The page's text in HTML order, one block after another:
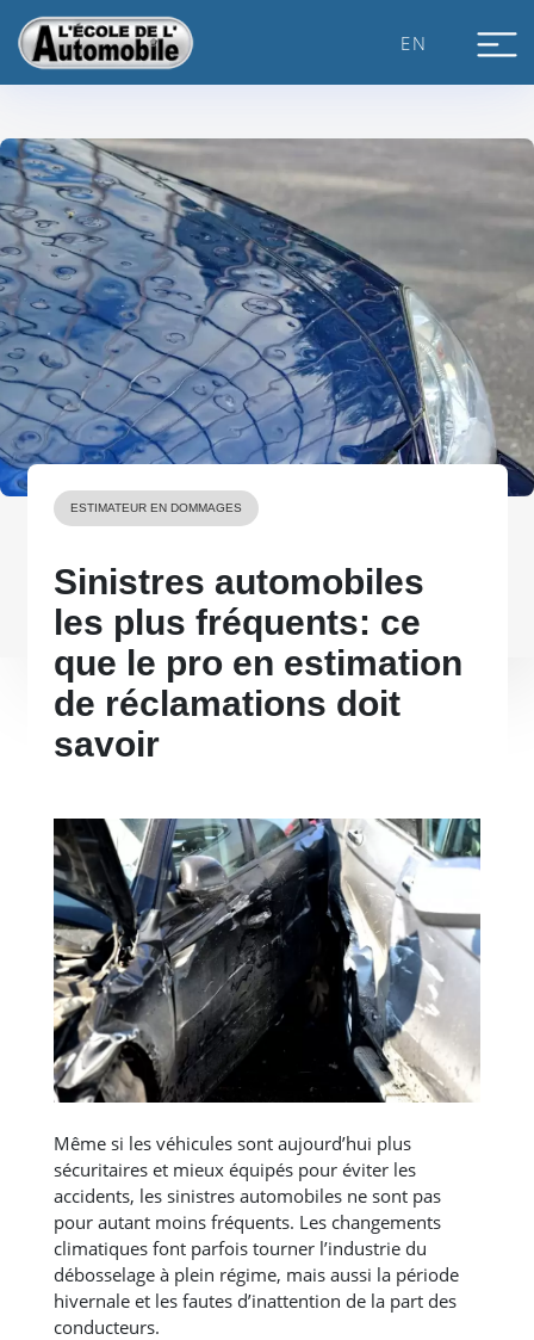
content
EN
ESTIMATEUR EN DOMMAGES
Sinistres automobiles
les plus fréquents: ce
que le pro en estimation
de réclamations doit
savoir
Même si les véhicules sont aujourd’hui plus
sécuritaires et mieux équipés pour éviter les
accidents, les sinistres automobiles ne sont pas
pour autant moins fréquents. Les changements
climatiques font parfois tourner l’industrie du
débosselage à plein régime, mais aussi la période
hivernale et les fautes d’inattention de la part des
conducteurs.